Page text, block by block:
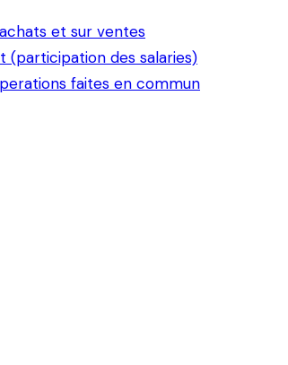
et sur ventes
(participation des salaries)
faites en commun